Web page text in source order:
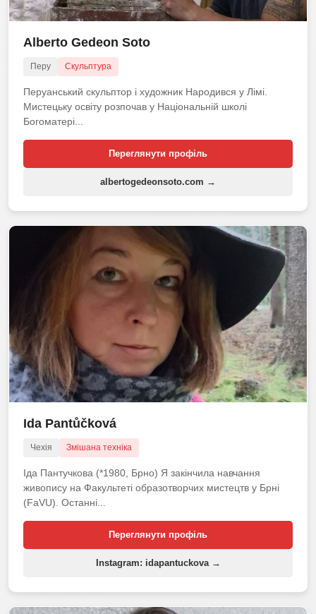
Alberto Gedeon Soto
Перу Скульптура
Перуанський скульптор і художник Народився у Лімі.
Мистецьку освіту розпочав у Національній школі
Богоматері...
Переглянути профіль
albertogedeonsoto.com →
Ida Pantůčková
Чехія Змішана техніка
Іда Пантучкова (*1980, Брно) Я закінчила навчання
живопису на Факультеті образотворчих мистецтв у Брні
(FaVU). Останні...
Переглянути профіль
Instagram: idapantuckova →